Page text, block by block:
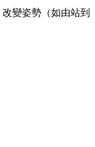
變姿勢（如由站到